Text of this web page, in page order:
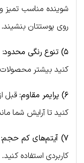
شوینده مناسب تمیز
روی پوستتان بنشیند.
۵) تنوع رنگی محدود:
کنید بیشتر محصولات
۶) پرایمر مقاوم:
قبل
کنید تا آرایش شما
۷) آیتم‌های کم حجم:
کاربردی استفاده کنید.